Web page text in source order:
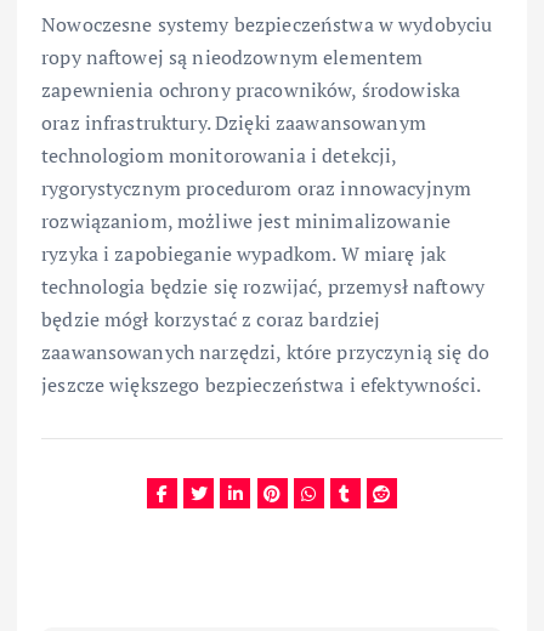
Nowoczesne systemy bezpieczeństwa w wydobyciu
ropy naftowej są nieodzownym elementem
zapewnienia ochrony pracowników, środowiska
oraz infrastruktury. Dzięki zaawansowanym
technologiom monitorowania i detekcji,
rygorystycznym procedurom oraz innowacyjnym
rozwiązaniom, możliwe jest minimalizowanie
ryzyka i zapobieganie wypadkom. W miarę jak
technologia będzie się rozwijać, przemysł naftowy
będzie mógł korzystać z coraz bardziej
zaawansowanych narzędzi, które przyczynią się do
jeszcze większego bezpieczeństwa i efektywności.